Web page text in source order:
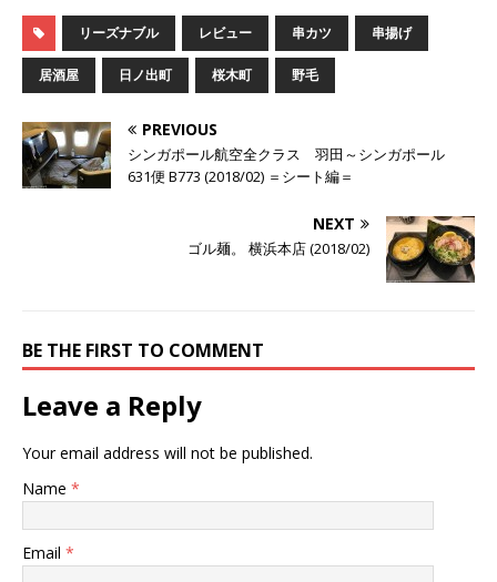
リーズナブル レビュー 串カツ 串揚げ
居酒屋 日ノ出町 桜木町 野毛
PREVIOUS
シンガポール航空全クラス 羽田～シンガポール
631便 B773 (2018/02) ＝シート編＝
NEXT
ゴル麺。 横浜本店 (2018/02)
BE THE FIRST TO COMMENT
Leave a Reply
Your email address will not be published.
Name *
Email *